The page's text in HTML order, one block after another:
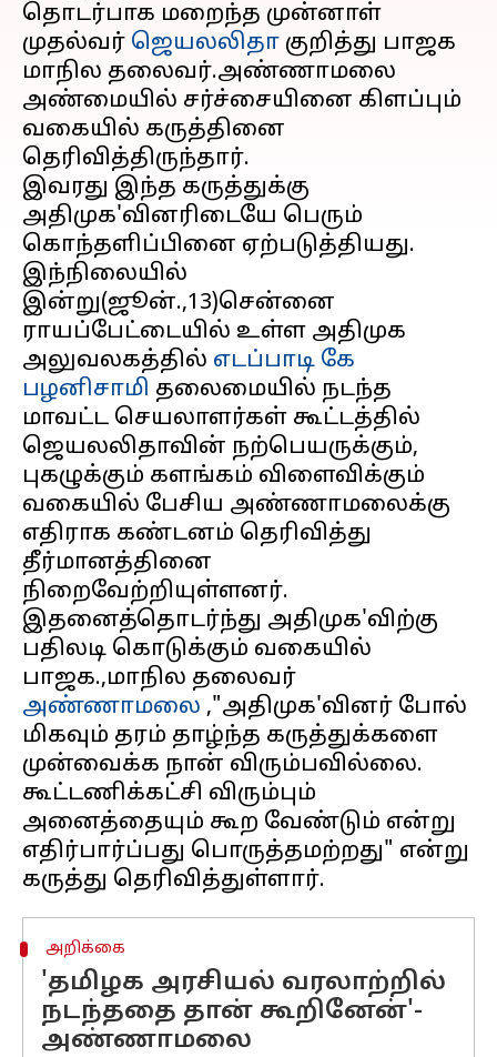
தொடர்பாக மறைந்த முன்னாள்
முதல்வர் ஜெயலலிதா குறித்து பாஜக
மாநில தலைவர்.அண்ணாமலை
அண்மையில் சர்ச்சையினை கிளப்பும்
வகையில் கருத்தினை
தெரிவித்திருந்தார்.
இவரது இந்த கருத்துக்கு
அதிமுக'வினரிடையே பெரும்
கொந்தளிப்பினை ஏற்படுத்தியது.
இந்நிலையில்
இன்று(ஜூன்.,13)சென்னை
ராயப்பேட்டையில் உள்ள அதிமுக
அலுவலகத்தில் எடப்பாடி கே
பழனிசாமி தலைமையில் நடந்த
மாவட்ட செயலாளர்கள் கூட்டத்தில்
ஜெயலலிதாவின் நற்பெயருக்கும்,
புகழுக்கும் களங்கம் விளைவிக்கும்
வகையில் பேசிய அண்ணாமலைக்கு
எதிராக கண்டனம் தெரிவித்து
தீர்மானத்தினை
நிறைவேற்றியுள்ளனர்.
இதனைத்தொடர்ந்து அதிமுக'விற்கு
பதிலடி கொடுக்கும் வகையில்
பாஜக.,மாநில தலைவர்
அண்ணாமலை ,"அதிமுக'வினர் போல்
மிகவும் தரம் தாழ்ந்த கருத்துக்களை
முன்வைக்க நான் விரும்பவில்லை.
கூட்டணிக்கட்சி விரும்பும்
அனைத்தையும் கூற வேண்டும் என்று
எதிர்பார்ப்பது பொருத்தமற்றது" என்று
அறிக்கை
'தமிழக அரசியல் வரலாற்றில்
நடந்ததை தான் கூறினேன்'-
அண்ணாமலை